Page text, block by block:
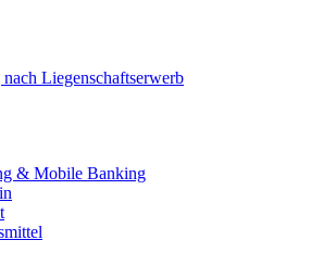
Liegenschaftserwerb
& Mobile Banking